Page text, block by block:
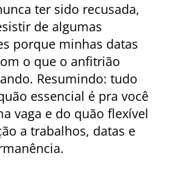
ter sido recusada,
de algumas
porque minhas datas
o que o anfitrião
Resumindo: tudo
essencial é pra você
vaga e do quão flexível
a trabalhos, datas e